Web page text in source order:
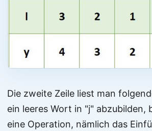
Die zweite Zeile liest man
ein leeres Wort in "j" abzubilden,
eine Operation, nämlich das